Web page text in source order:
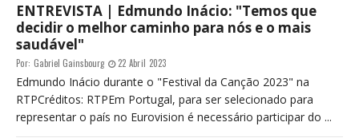
ENTREVISTA | Edmundo Inácio: "Temos que
decidir o melhor caminho para nós e o mais
saudável"
Por: Gabriel Gainsbourg 22 Abril 2023
Edmundo Inácio durante o "Festival da Canção 2023" na
RTPCréditos: RTPEm Portugal, para ser selecionado para
representar o país no Eurovision é necessário participar do ...